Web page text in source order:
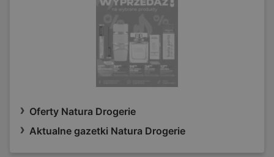
Oferty Natura Drogerie
Aktualne gazetki Natura Drogerie